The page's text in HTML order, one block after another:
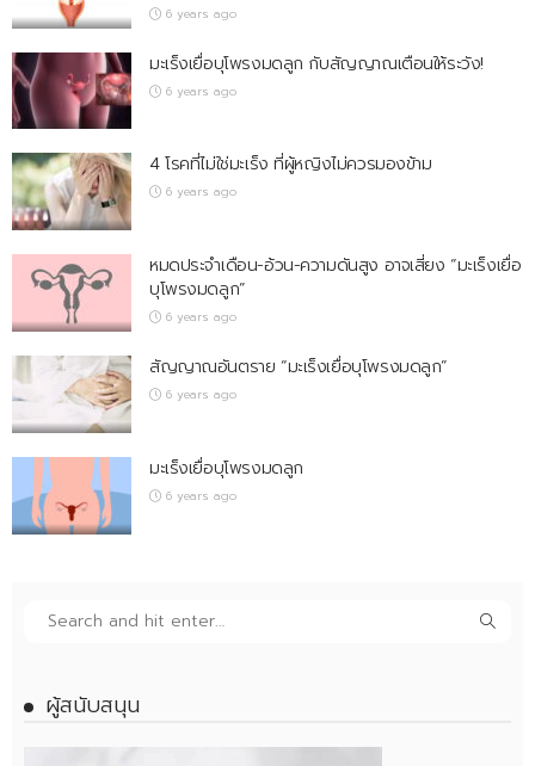
6 years ago
มะเร็งเยื่อบุโพรงมดลูก กับสัญญาณเตือนให้ระวัง!
6 years ago
4 โรคที่ไม่ใช่มะเร็ง ที่ผู้หญิงไม่ควรมองข้าม
6 years ago
หมดประจำเดือน-อ้วน-ความดันสูง อาจเสี่ยง “มะเร็งเยื่อ
บุโพรงมดลูก”
6 years ago
สัญญาณอันตราย “มะเร็งเยื่อบุโพรงมดลูก”
6 years ago
มะเร็งเยื่อบุโพรงมดลูก
6 years ago
ผู้สนับสนุน